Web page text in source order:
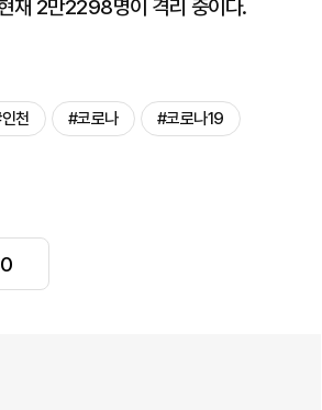
재 2만2298명이 격리 중이다.
천 #코로나 #코로나19
0